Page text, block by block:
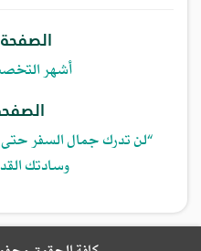
أشهر
“لن تدرك جمال السفر
وسادتك